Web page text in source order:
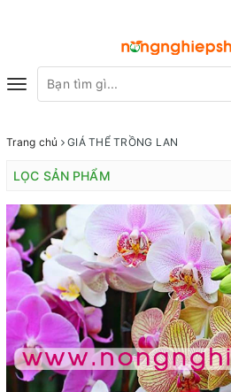
Toggle
Trang chủ GIÁ THỂ TRỒNG LAN
LỌC SẢN PHẨM